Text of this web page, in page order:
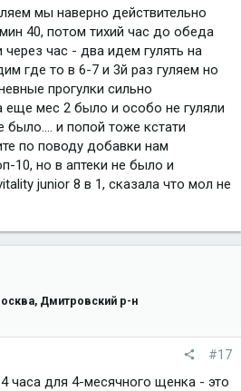
мы наверно действительно
40, потом тихий час до обеда
час - два идем гулять на
где то в 6-7 и 3й раз гуляем но
прогулки сильно
еще мес 2 было и особо не гуляли
и попой тоже кстати
по поводу добавки нам
10, но в аптеки не было и
junior 8 в 1, сказала что мол не
Дмитровский р-н
#17
часа для 4-месячного щенка - это